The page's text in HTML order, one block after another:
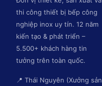
thi công thiết bị bếp công
nghiệp inox uy tín. 12 năm
kiến tạo & phát triển –
5.500+ khách hàng tin
tưởng trên toàn quốc.
📍 Thái Nguyên (Xưởng sản